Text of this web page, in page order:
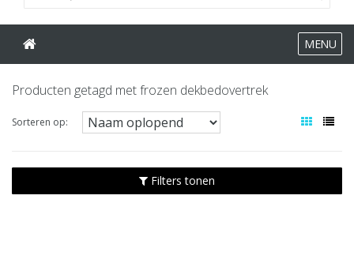
MENU
Producten getagd met frozen dekbedovertrek
Sorteren op:
Filters tonen